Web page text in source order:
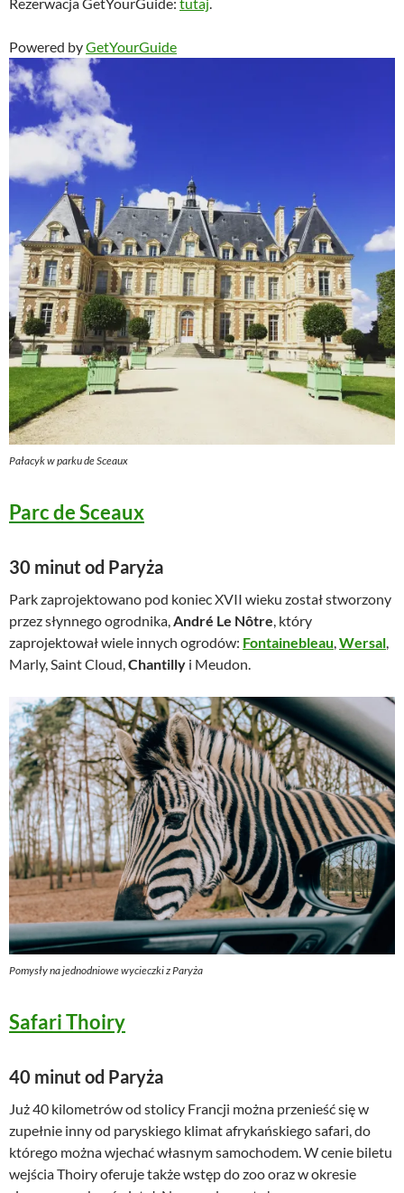
Powered byGetYourGuide
Pałacyk w parku de Sceaux
Parc de Sceaux
30 minut od Paryża
Park zaprojektowano pod koniec XVII wieku został stworzony
przez słynnego ogrodnika,André Le Nôtre, który
zaprojektował wiele innych ogrodów: Fontainebleau,Wersal,
Marly, Saint Cloud,Chantilly i Meudon.
Pomysły na jednodniowe wycieczki z Paryża
Safari Thoiry
40 minut od Paryża
Już 40 kilometrów od stolicy Francji można przenieść się w
zupełnie inny od paryskiego klimat afrykańskiego safari, do
którego można wjechać własnym samochodem. W cenie biletu
wejścia Thoiry oferuje także wstęp do zoo oraz w okresie